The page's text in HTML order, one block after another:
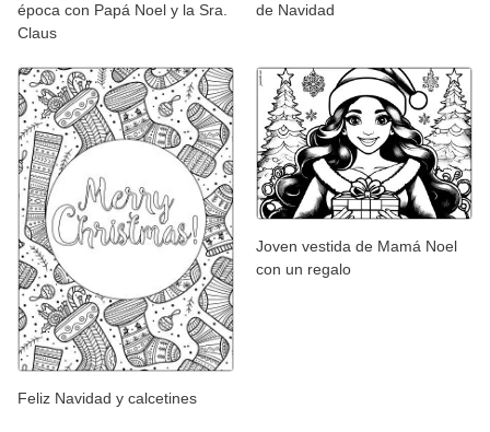
época con Papá Noel y la Sra.
Claus
de Navidad
Feliz Navidad y calcetines
Joven vestida de Mamá Noel
con un regalo